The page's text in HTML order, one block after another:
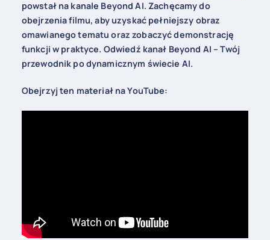
powstał na kanale Beyond AI. Zachęcamy do
obejrzenia filmu, aby uzyskać pełniejszy obraz
omawianego tematu oraz zobaczyć demonstrację
funkcji w praktyce. Odwiedź kanał Beyond AI – Twój
przewodnik po dynamicznym świecie AI.
Obejrzyj ten materiał na YouTube: